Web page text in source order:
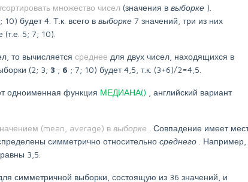
множество чисел (значения в выборке ).
10) будет 4. Т.к. всего в выборке 7 значений, три из них
5; 7; 10).
то вычисляется среднее для двух чисел, находящихся в
(2; 3; 3 ; 6 ; 7; 10) будет 4,5, т.к. (3+6)/2=4,5.
одноименная функция МЕДИАНА()
, английский вариант
(mean, average) в выборке
. Совпадение имеет
симметрично относительно среднего
. Например,
равны 3,5.
симметричной выборки, состоящую из 36 значений, и